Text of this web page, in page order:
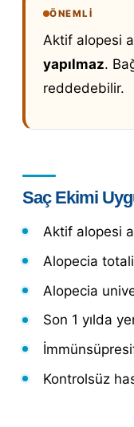
ÖNEMLI
Aktif alopesi
yapılmaz.
reddedebilir.
Saç Ekimi
Aktif alopesi
Alopecia
Alopecia
Son 1 yılda
Kontrolsüz